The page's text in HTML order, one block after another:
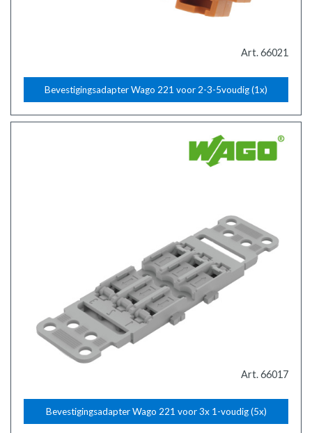
Art. 66021
Bevestigingsadapter Wago 221 voor 2-3-5voudig (1x)
Art. 66017
Bevestigingsadapter Wago 221 voor 3x 1-voudig (5x)